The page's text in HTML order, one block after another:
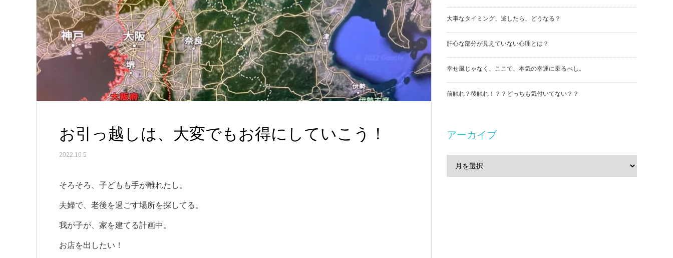
お引っ越しは、大変でもお得にしていこう！
2022.10.5
そろそろ、子どもも手が離れたし。
夫婦で、老後を過ごす場所を探してる。
我が子が、家を建てる計画中。
お店を出したい！
大事なタイミング、逃したら、どうなる？
肝心な部分が見えていない心理とは？
幸せ風じゃなく、ここで、本気の幸運に乗るべし。
前触れ？後触れ！？？どっちも気付いてない？？
アーカイブ